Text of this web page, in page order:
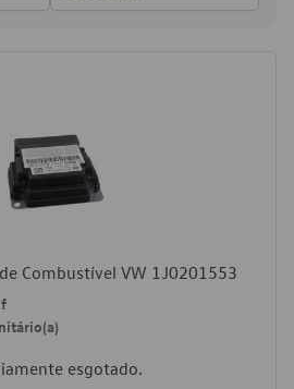
Combustível VW 1J0201553
esgotado.